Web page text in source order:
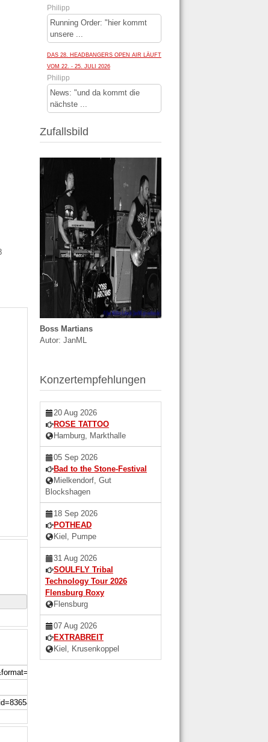
Philipp
Running Order: "hier kommt
unsere ...
DAS 28. HEADBANGERS OPEN AIR LÄUFT
VOM 22. - 25. JULI 2026
Philipp
News: "und da kommt die
nächste ...
Zufallsbild
Boss Martians
Autor: JanML
Konzertempfehlungen
20 Aug 2026
ROSE TATTOO
Hamburg, Markthalle
05 Sep 2026
Bad to the Stone-Festival
Mielkendorf, Gut
Blockshagen
18 Sep 2026
POTHEAD
Kiel, Pumpe
31 Aug 2026
SOULFLY Tribal
Technology Tour 2026
Flensburg Roxy
Flensburg
07 Aug 2026
EXTRABREIT
Kiel, Krusenkoppel